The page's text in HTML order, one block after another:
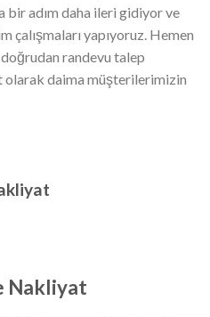
bir adım daha ileri gidiyor ve
çalışmaları yapıyoruz. Hemen
randevu talep
olarak daima müşterilerimizin
Nakliyat